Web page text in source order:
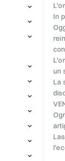
In
un
La